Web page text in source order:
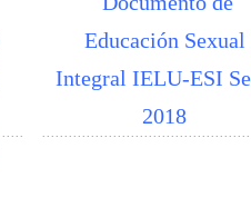
Educación Sexual
Integral IELU-ESI
2018